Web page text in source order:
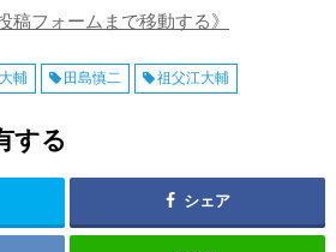
稿フォームまで移動する》
輔 田島慎二 祖父江大輔
する
シェア